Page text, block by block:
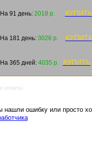
На 91 день: 2018 р. КУПИТЬ
На 181 день: 3026 р.
На 365 дней: 4035 р. КУПИТЬ
оплаты.
нашли ошибку или просто